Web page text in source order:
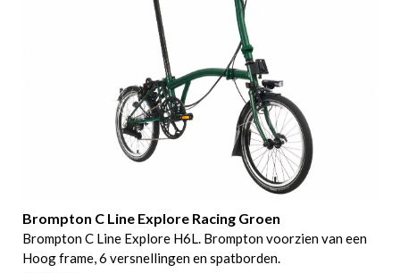
Brompton C Line Explore Racing Groen
Brompton C Line Explore H6L. Brompton voorzien van een
Hoog frame, 6 versnellingen en spatborden.